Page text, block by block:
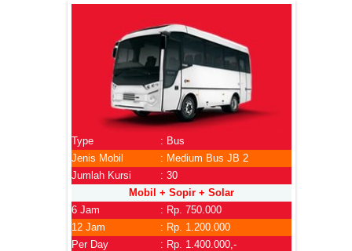
Type
: Bus
Jenis Mobil
: Medium Bus JB 2
Jumlah Kursi
: 30
Mobil + Sopir + Solar
6 Jam
: Rp. 750.000
12 Jam
: Rp. 1.200.000
Per Day
: Rp. 1.400.000,-